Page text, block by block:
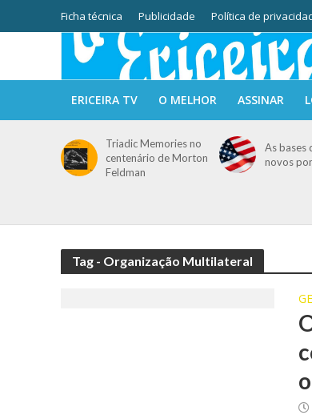
Ficha técnica Publicidade Política de
ERICEIRA TV O MELHOR ASSINAR
Triadic Memories no
centenário de Morton
Feldman
As bases
novos
Tag - Organização Multilateral